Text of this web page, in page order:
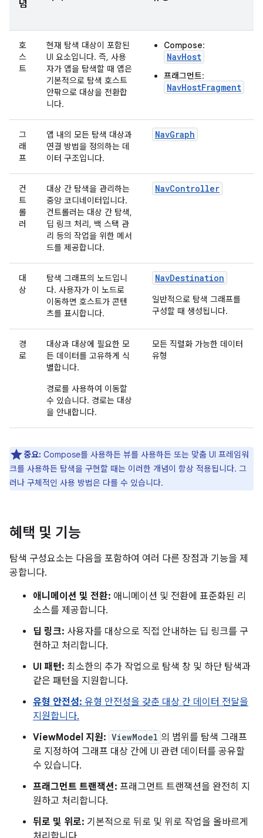
념
호
스
트
현재 탐색 대상이 포함된
UI 요소입니다. 즉, 사용
자가 앱을 탐색할 때 앱은
기본적으로 탐색 호스트
안팎으로 대상을 전환합
니다.
Compose:
NavHost
프래그먼트:
NavHostFragment
그
래
프
앱 내의 모든 탐색 대상과
연결 방법을 정의하는 데
이터 구조입니다.
NavGraph
컨
트
롤
러
대상 간 탐색을 관리하는
중앙 코디네이터입니다.
컨트롤러는 대상 간 탐색,
딥 링크 처리, 백 스택 관
리 등의 작업을 위한 메서
드를 제공합니다.
NavController
대
상
탐색 그래프의 노드입니
다. 사용자가 이 노드로
이동하면 호스트가 콘텐
츠를 표시합니다.
NavDestination
일반적으로 탐색 그래프를
구성할 때 생성됩니다.
경
로
대상과 대상에 필요한 모
든 데이터를 고유하게 식
별합니다.
경로를 사용하여 이동할
수 있습니다. 경로는 대상
을 안내합니다.
모든 직렬화 가능한 데이터
유형
중요: Compose를 사용하든 뷰를 사용하든 또는 맞춤 UI 프레임워
크를 사용하든 탐색을 구현할 때는 이러한 개념이 항상 적용됩니다. 그
러나 구체적인 사용 방법은 다를 수 있습니다.
혜택 및 기능
탐색 구성요소는 다음을 포함하여 여러 다른 장점과 기능을 제
공합니다.
애니메이션 및 전환: 애니메이션 및 전환에 표준화된 리
소스를 제공합니다.
딥 링크: 사용자를 대상으로 직접 안내하는 딥 링크를 구
현하고 처리합니다.
UI 패턴: 최소한의 추가 작업으로 탐색 창 및 하단 탐색과
같은 패턴을 지원합니다.
유형 안전성: 유형 안전성을 갖춘 대상 간 데이터 전달을
지원합니다.
ViewModel 지원: ViewModel 의 범위를 탐색 그래프
로 지정하여 그래프 대상 간에 UI 관련 데이터를 공유할
수 있습니다.
프래그먼트 트랜잭션: 프래그먼트 트랜잭션을 완전히 지
원하고 처리합니다.
뒤로 및 위로: 기본적으로 뒤로 및 위로 작업을 올바르게